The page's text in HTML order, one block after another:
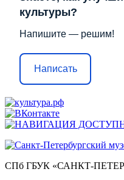
культуры?
Напишите — решим!
Написать
СПб ГБУК «САНКТ-